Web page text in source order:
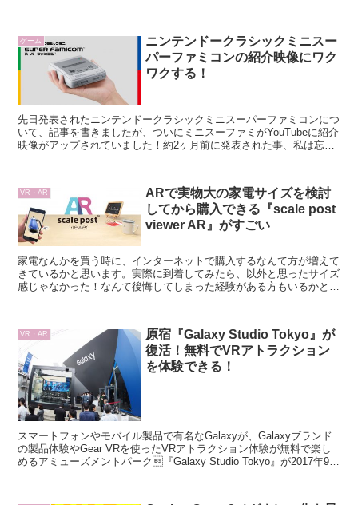
ゲーム
ニンテンドークラシックミニスー
パーファミコンの紹介映像にワク
ワクする！
先日発表されたニンテンドークラシックミニスーパーファミコンにつ
いて、記事を書きましたが、ついにミニスーファミがYouTubeに紹介
映像がアップされていました！約2ヶ月前に発表された事、私は忘れ
VR・AR
ARで実物大の家電サイズを検討
してから購入できる『scale post
viewer AR』がすごい
家電なんかを買う時に、インターネットで購入するなんて方が増えて
きているかと思います。実際に到着してみたら、以外と思ったサイズ
感じゃなかった！なんて後悔してしまった経験がある方もいるかと思
VR・AR
原宿『Galaxy Studio Tokyo』が
復活！無料でVRアトラクション
を体験できる！
スマートフォンやモバイル製品で有名なGalaxyが、Galaxyブランド
の製品体験やGear VRを使ったVRアトラクション体験が無料で楽し
めるアミューズメントパーク『Galaxy Studio Tokyo』が2017年9月